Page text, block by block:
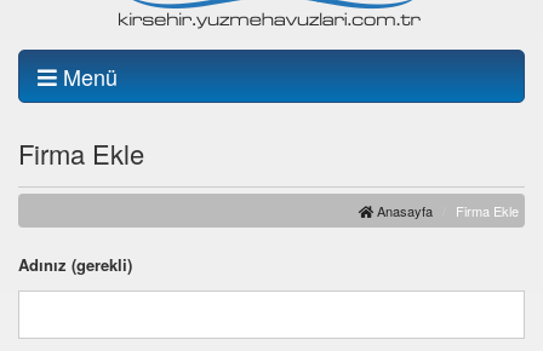
Menü
Firma Ekle
Anasayfa Firma Ekle
Adınız (gerekli)